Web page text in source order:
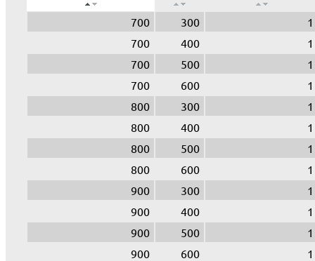
700 300
1
700
400
1
700
500
1
700
600
1
800
300
1
800
400
1
800
500
1
800
600
1
900
300
1
900
400
1
900
500
1
900
600
1